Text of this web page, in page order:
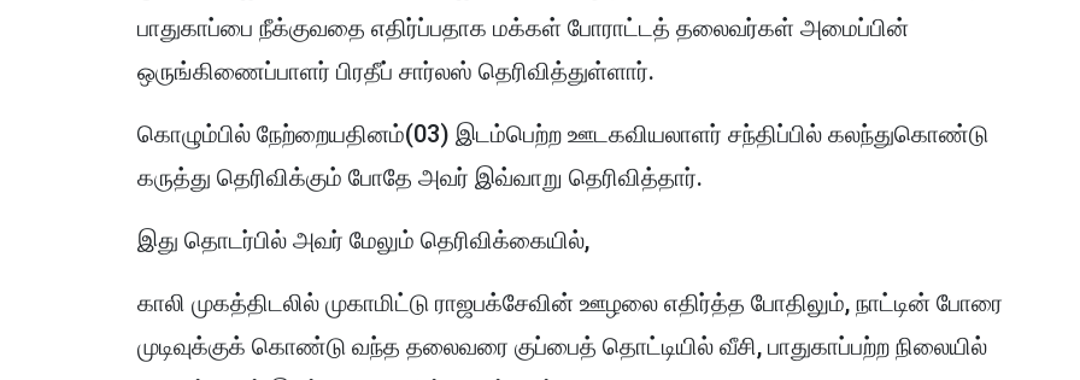
பாதுகாப்பை நீக்குவதை எதிர்ப்பதாக மக்கள் போராட்டத் தலைவர்கள் அமைப்பின்
ஒருங்கிணைப்பாளர் பிரதீப் சார்லஸ் தெரிவித்துள்ளார்.
கொழும்பில் நேற்றையதினம்(03) இடம்பெற்ற ஊடகவியலாளர் சந்திப்பில் கலந்துகொண்டு
கருத்து தெரிவிக்கும் போதே அவர் இவ்வாறு தெரிவித்தார்.
இது தொடர்பில் அவர் மேலும் தெரிவிக்கையில்,
காலி முகத்திடலில் முகாமிட்டு ராஜபக்சேவின் ஊழலை எதிர்த்த போதிலும், நாட்டின் போரை
முடிவுக்குக் கொண்டு வந்த தலைவரை குப்பைத் தொட்டியில் வீசி, பாதுகாப்பற்ற நிலையில்